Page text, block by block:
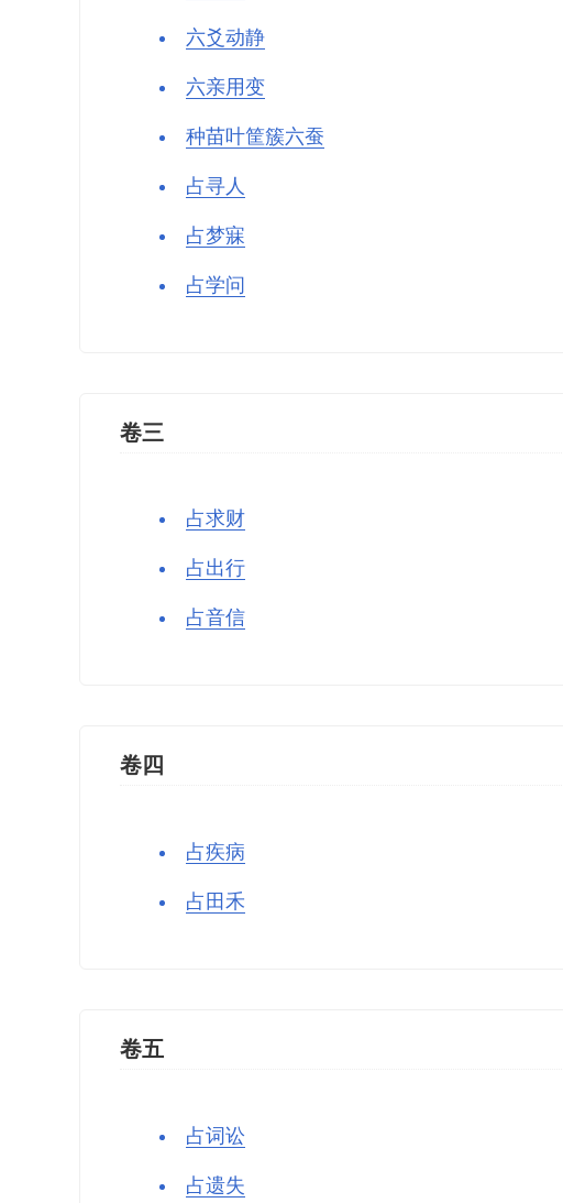
六爻动静
六亲用变
种苗叶筐簇六蚕
占寻人
占梦寐
占学问
卷三
占求财
占出行
占音信
卷四
占疾病
占田禾
卷五
占词讼
占遗失